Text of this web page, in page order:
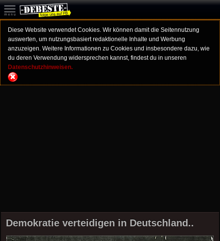
Diese Website verwendet Cookies. Wir können damit die Seitennutzung
auswerten, um nutzungsbasiert redaktionelle Inhalte und Werbung
anzuzeigen. Weitere Informationen zu Cookies und insbesondere dazu, wie
du deren Verwendung widersprechen kannst, findest du in unseren
Datenschutzhinweisen.
Demokratie verteidigen in Deutschland..